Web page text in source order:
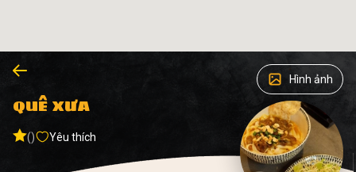
Hình ảnh
QUÊ XƯA
() Yêu thích